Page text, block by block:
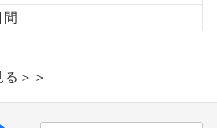
＞＞
す。